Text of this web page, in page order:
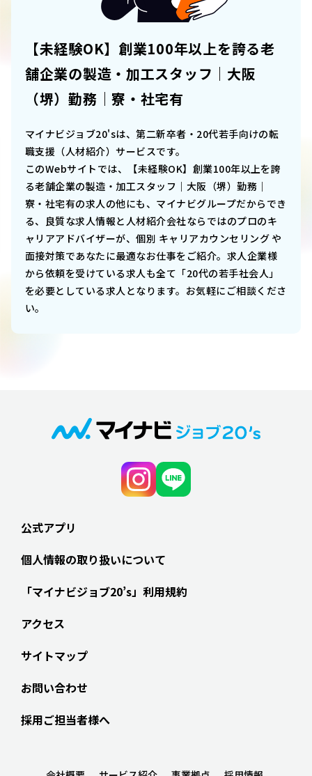
【未経験OK】創業100年以上を誇る老
舗企業の製造・加工スタッフ｜大阪
（堺）勤務｜寮・社宅有
マイナビジョブ20'sは、第二新卒者・20代若手向けの転
職支援（人材紹介）サービスです。
このWebサイトでは、
【未経験OK】創業100年以上を誇
る老舗企業の製造・加工スタッフ｜大阪（堺）勤務｜
寮・社宅有の求人の他にも、マイナビグループだからでき
る、良質な求人情報と人材紹介会社ならではのプロのキ
ャリアアドバイザーが、個別 キャリアカウンセリング や
面接対策であなたに最適なお仕事をご紹介。求人企業様
から依頼を受けている求人も全て「20代の若手社会人」
を必要としている求人となります。お気軽にご相談くださ
い。
公式アプリ
個人情報の取り扱いについて
「マイナビジョブ20’s」利用規約
アクセス
サイトマップ
お問い合わせ
採用ご担当者様へ